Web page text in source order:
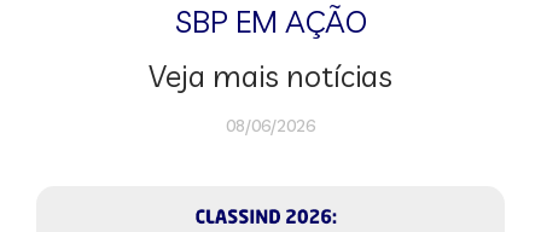
SBP EM AÇÃO
Veja mais notícias
08/06/2026